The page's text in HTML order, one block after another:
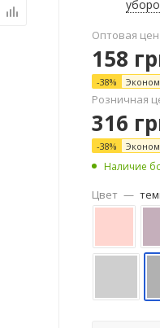
Оптовая
158
-38%
Розничная
316
-38%
Наличие
Цвет —